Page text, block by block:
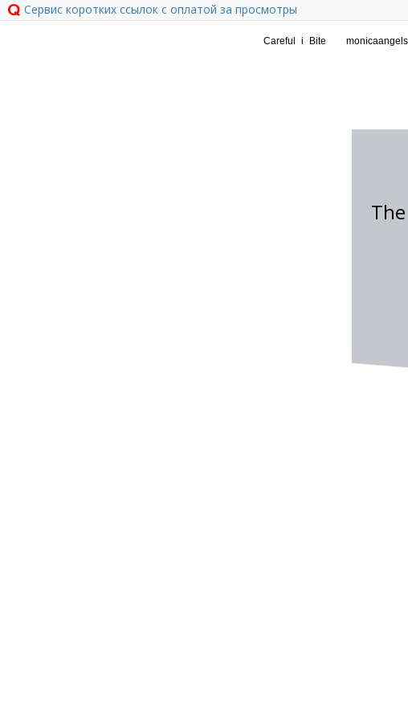
Сервис коротких ссылок с оплатой за просмотры